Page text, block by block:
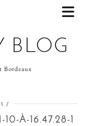
BLOG
Bordeaux
10-À-16.47.28-1